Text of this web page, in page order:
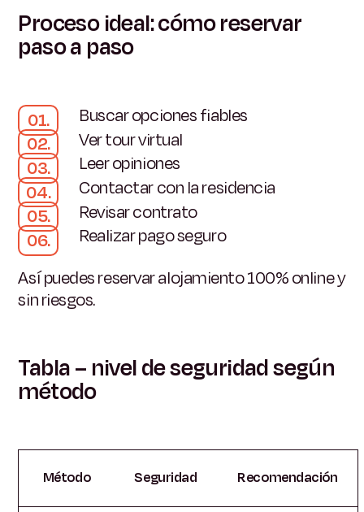
Proceso ideal: cómo reservar
paso a paso
Buscar opciones fiables
Ver tour virtual
Leer opiniones
Contactar con la residencia
Revisar contrato
Realizar pago seguro
Así puedes reservar alojamiento 100% online y
sin riesgos.
Tabla – nivel de seguridad según
método
Método Seguridad Recomendación